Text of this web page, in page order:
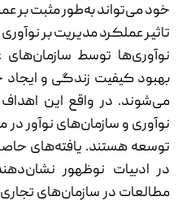
خود می‌تواند به‌طور مثبت بر
تاثیر عملکرد مدیریت بر
نوآوری‌ها توسط
بهبود کیفیت زندگی و ایجاد
می‌شوند. در واقع این
نوآوری و سازمان‌های نوآور
توسعه هستند. یافته‌های
در ادبیات نوظهور
مطالعات در سازمان‌های